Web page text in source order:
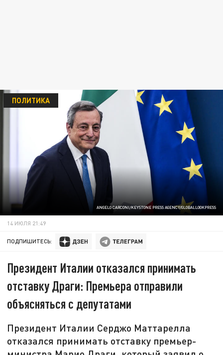
ANGELO CARCONI/KEYSTONE PRESS AGENCY/GLOBALLOOKPRESS
ПОЛИТИКА
14 ИЮЛЯ 21:49
ПОДПИШИТЕСЬ:
Президент Италии отказался принимать
отставку Драги: Премьера отправили
объясняться с депутатами
Президент Италии Серджо Маттарелла
отказался принимать отставку премьер-